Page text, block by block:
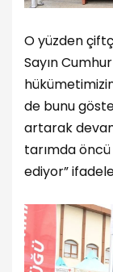
O yüzden
Sayın
de bunu
artarak
tarımda
ediyor”